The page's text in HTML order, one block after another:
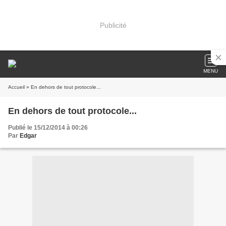
Publicité
MENU
Accueil » En dehors de tout protocole...
En dehors de tout protocole...
Publié le 15/12/2014 à 00:26
Par Edgar